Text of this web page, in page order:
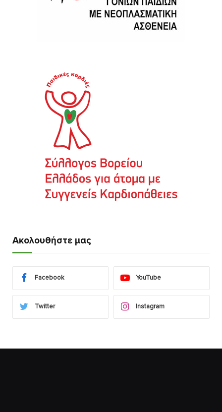
Ακολουθήστε μας
Facebook YouTube
Twitter Instagram